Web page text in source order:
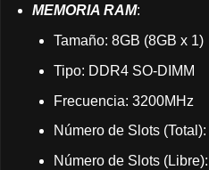
MEMORIA RAM:
Tamaño: 8GB (8GB x 1)
Tipo: DDR4 SO-DIMM
Frecuencia: 3200MHz
Número de Slots (Total):
Número de Slots